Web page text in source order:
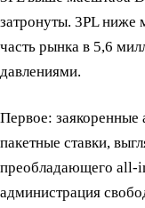
затронуты. 3PL ниже
часть рынка в 5,6
давлениями.
Первое: заякоренные
пакетные ставки,
преобладающего all-
администрация